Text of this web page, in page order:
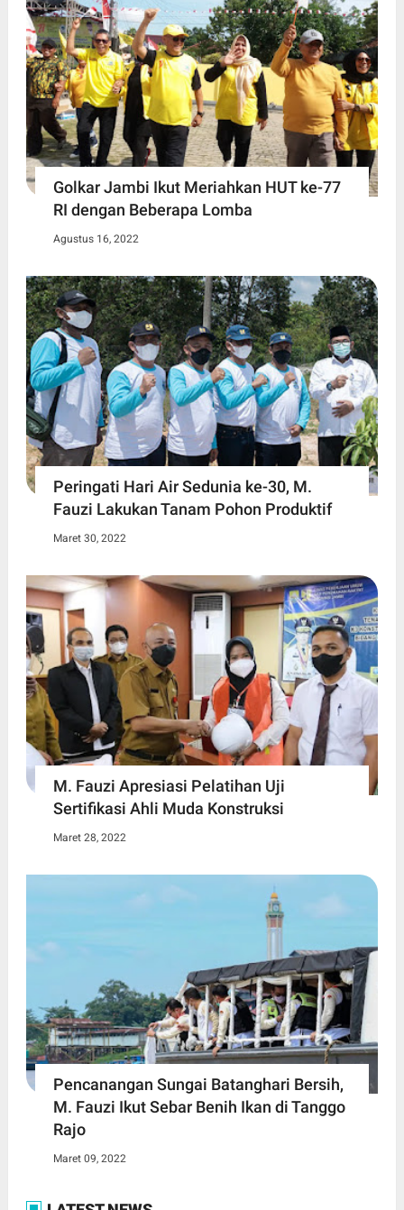
Golkar Jambi Ikut Meriahkan HUT ke-77
RI dengan Beberapa Lomba
Agustus 16, 2022
Peringati Hari Air Sedunia ke-30, M.
Fauzi Lakukan Tanam Pohon Produktif
Maret 30, 2022
M. Fauzi Apresiasi Pelatihan Uji
Sertifikasi Ahli Muda Konstruksi
Maret 28, 2022
Pencanangan Sungai Batanghari Bersih,
M. Fauzi Ikut Sebar Benih Ikan di Tanggo
Rajo
Maret 09, 2022